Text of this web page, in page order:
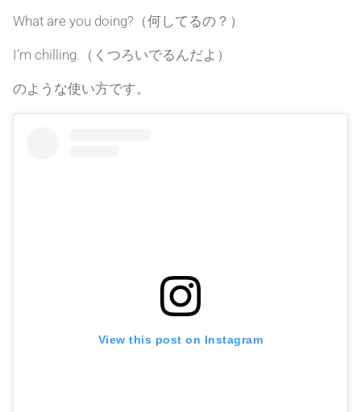
What are you doing?（何してるの？）
I’m chilling.（くつろいでるんだよ）
のような使い方です。
View this post on Instagram